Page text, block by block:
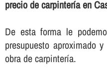
precio de carpinterí­a en
De esta forma le
presupuesto aproximado
obra de carpinterí­a.